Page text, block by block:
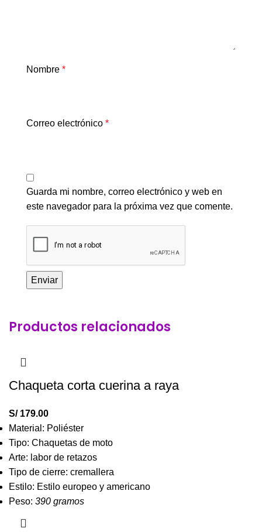
Nombre *
Correo electrónico *
Guarda mi nombre, correo electrónico y web en
este navegador para la próxima vez que comente.
Productos relacionados
Chaqueta corta cuerina a raya
S/179.00
Material: Poliéster
Tipo: Chaquetas de moto
Arte: labor de retazos
Tipo de cierre: cremallera
Estilo: Estilo europeo y americano
Peso: 390 gramos